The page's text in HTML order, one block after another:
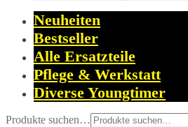
Neuheiten
Bestseller
Alle Ersatzteile
Pflege & Werkstatt
Diverse Youngtimer
Produkte suchen…